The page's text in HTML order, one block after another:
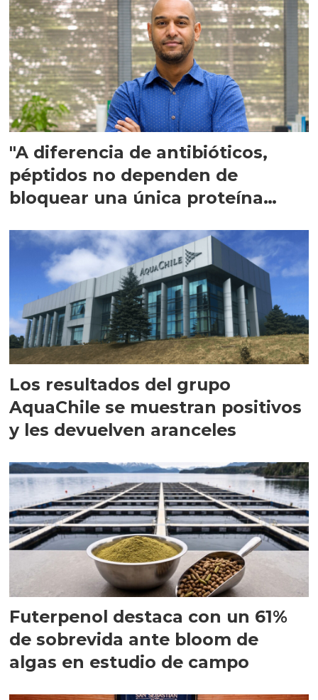
"A diferencia de antibióticos,
péptidos no dependen de
bloquear una única proteína
Los resultados del grupo
AquaChile se muestran positivos
y les devuelven aranceles
Futerpenol destaca con un 61%
de sobrevida ante bloom de
algas en estudio de campo